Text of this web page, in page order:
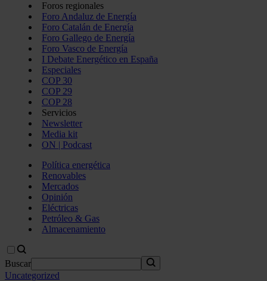
Foros regionales
Foro Andaluz de Energía
Foro Catalán de Energía
Foro Gallego de Energía
Foro Vasco de Energía
I Debate Energético en España
Especiales
COP 30
COP 29
COP 28
Servicios
Newsletter
Media kit
ON | Podcast
Política energética
Renovables
Mercados
Opinión
Eléctricas
Petróleo & Gas
Almacenamiento
Buscar
Uncategorized